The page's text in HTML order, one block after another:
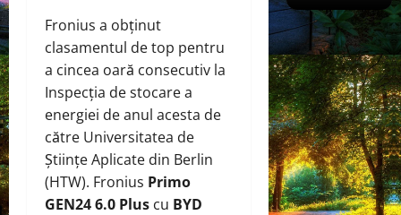
Fronius a obținut
clasamentul de top pentru
a cincea oară consecutiv la
Inspecția de stocare a
energiei de anul acesta de
către Universitatea de
Științe Aplicate din Berlin
(HTW). Fronius Primo
GEN24 6.0 Plus cu BYD